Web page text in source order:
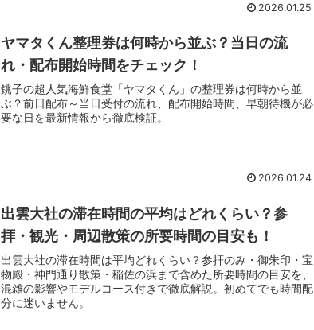
2026.01.25
ヤマタくん整理券は何時から並ぶ？当日の流
れ・配布開始時間をチェック！
銚子の超人気海鮮食堂「ヤマタくん」の整理券は何時から並
ぶ？前日配布～当日受付の流れ、配布開始時間、早朝待機が必
要な日を最新情報から徹底検証。
2026.01.24
出雲大社の滞在時間の平均はどれくらい？参
拝・観光・周辺散策の所要時間の目安も！
出雲大社の滞在時間は平均どれくらい？参拝のみ・御朱印・宝
物殿・神門通り散策・稲佐の浜まで含めた所要時間の目安を、
混雑の影響やモデルコース付きで徹底解説。初めてでも時間配
分に迷いません。